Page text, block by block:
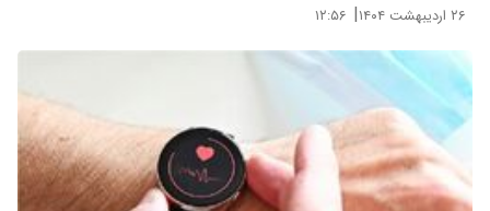
۲۶ اردیبهشت ۱۴۰۴ | ۱۲:۵۶